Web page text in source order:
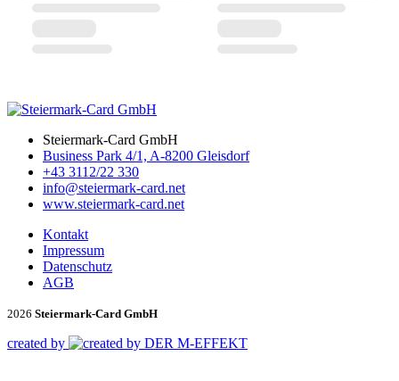
Steiermark-Card GmbH
Business Park 4/1, A-8200 Gleisdorf
+43 3112/22 330
info@steiermark-card.net
www.steiermark-card.net
Kontakt
Impressum
Datenschutz
AGB
2026 Steiermark-Card GmbH
created by